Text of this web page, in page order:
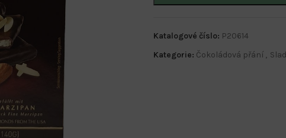
Katalogové číslo: P20614
Kategorie: Čokoládová přání ,